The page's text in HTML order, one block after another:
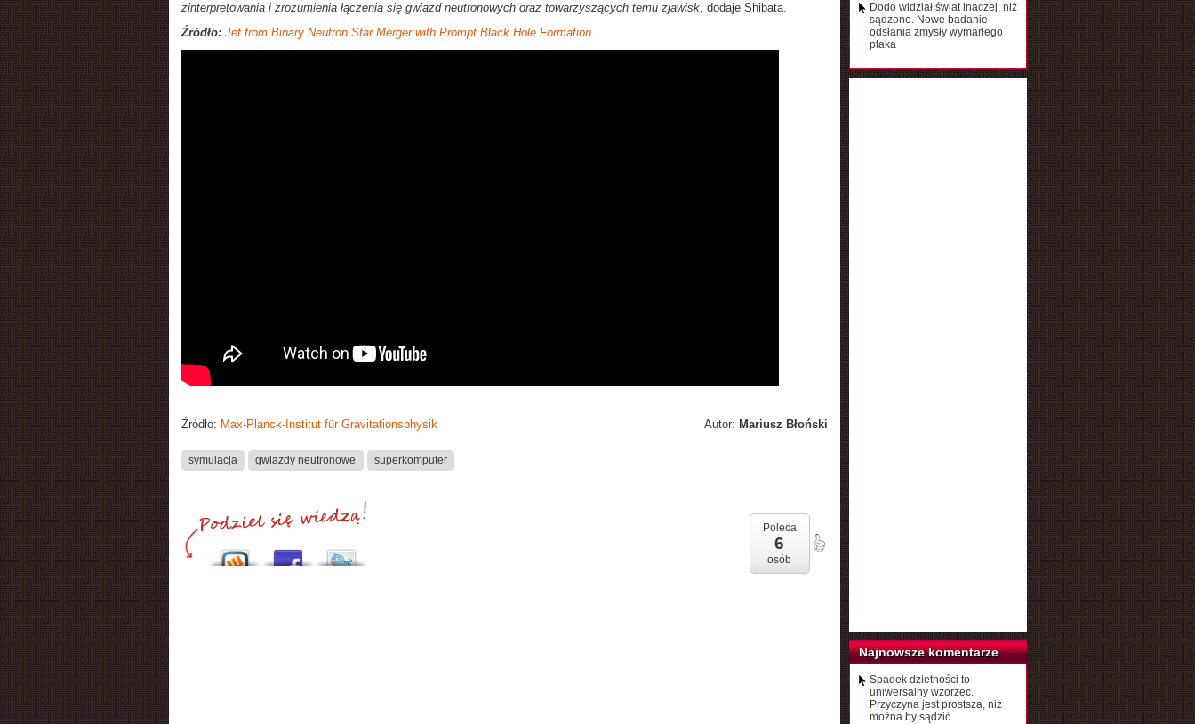
zinterpretowania i zrozumienia łączenia się gwiazd neutronowych oraz towarzyszących temu zjawisk, dodaje Shibata.
Źródło: Jet from Binary Neutron Star Merger with Prompt Black Hole Formation
Autor: Mariusz Błoński
Źródło: Max-Planck-Institut für Gravitationsphysik
symulacja gwiazdy neutronowe superkomputer
Poleca
6
osób
Dodo widział świat inaczej, niż
sądzono. Nowe badanie
odsłania zmysły wymarłego
ptaka
Najnowsze komentarze
Spadek dzietności to
uniwersalny wzorzec.
Przyczyna jest prostsza, niż
można by sądzić